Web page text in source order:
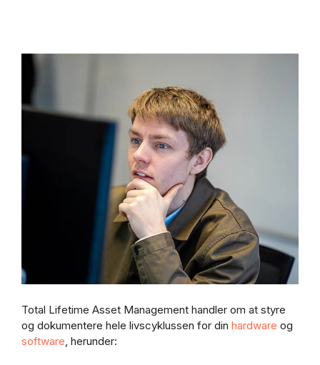
Total Lifetime Asset Management handler om at styre
og dokumentere hele livscyklussen for din hardware og
software, herunder: